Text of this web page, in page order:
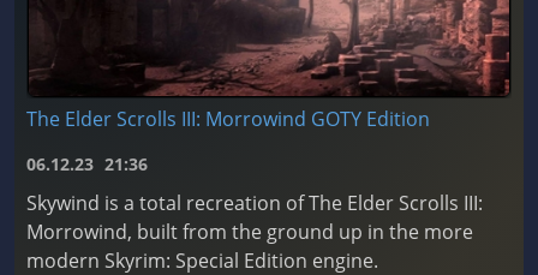
The Elder Scrolls III: Morrowind GOTY Edition
06.12.23 21:36
Skywind is a total recreation of The Elder Scrolls III:
Morrowind, built from the ground up in the more
modern Skyrim: Special Edition engine.